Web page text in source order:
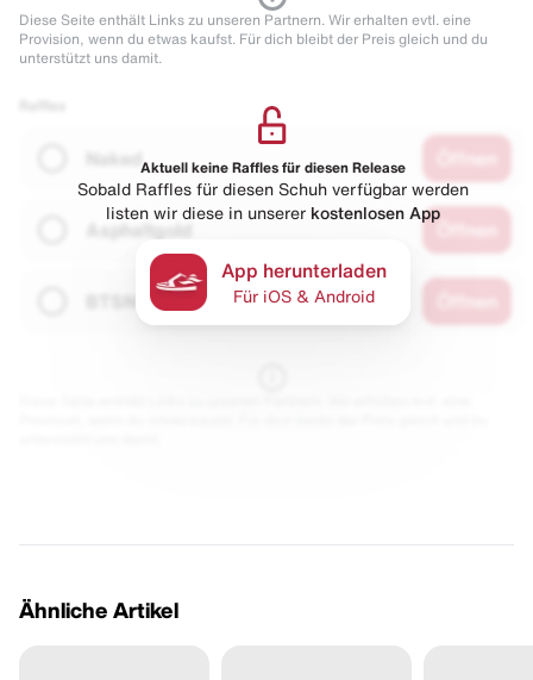
Diese Seite enthält Links zu unseren Partnern. Wir erhalten evtl. eine
Provision, wenn du etwas kaufst. Für dich bleibt der Preis gleich und du
unterstützt uns damit.
Naked
Asphaltgold
Aktuell keine Raffles für diesen Release
Sobald Raffles für diesen Schuh verfügbar werden
listen wir diese in unserer kostenlosen App
App herunterladen
Für iOS & Android
Ähnliche Artikel